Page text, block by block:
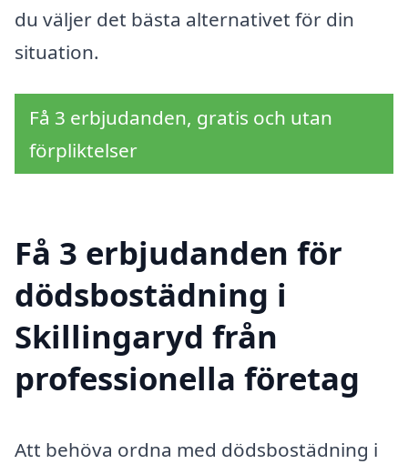
du väljer det bästa alternativet för din
situation.
Få 3 erbjudanden, gratis och utan
förpliktelser
Få 3 erbjudanden för
dödsbostädning i
Skillingaryd från
professionella företag
Att behöva ordna med dödsbostädning i